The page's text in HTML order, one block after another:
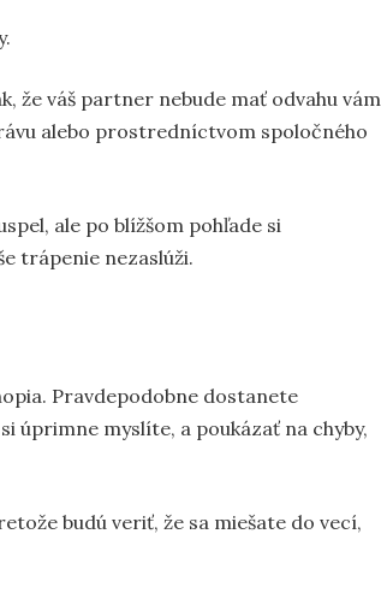
že váš partner nebude mať odvahu vám
alebo prostredníctvom spoločného
ale po blížšom pohľade si
trápenie nezaslúži.
Pravdepodobne dostanete
úprimne myslíte, a poukázať na chyby,
budú veriť, že sa miešate do vecí,